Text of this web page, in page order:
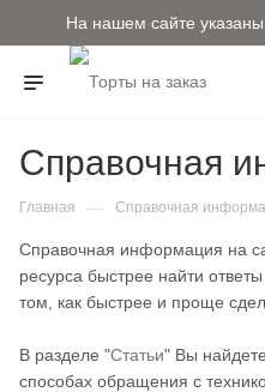
На нашем сайте
Справочная
Главная — Справочная
Справочная информация на
ресурса быстрее найти
том, как быстрее и проще
В разделе "Статьи" Вы
способах обращения с